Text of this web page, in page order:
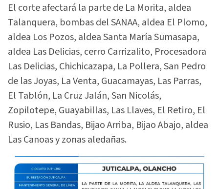
El corte afectará la parte de La Morita, aldea
Talanquera, bombas del SANAA, aldea El Plomo,
aldea Los Pozos, aldea Santa María Sumasapa,
aldea Las Delicias, cerro Carrizalito, Procesadora
Las Delicias, Chichicazapa, La Pollera, San Pedro
de las Joyas, La Venta, Guacamayas, Las Parras,
El Tablón, La Cruz Jalán, San Nicolás,
Zopilotepe, Guayabillas, Las Llaves, El Retiro, El
Rusio, Las Bandas, Bijao Arriba, Bijao Abajo, aldea
Las Canoas y zonas aledañas.